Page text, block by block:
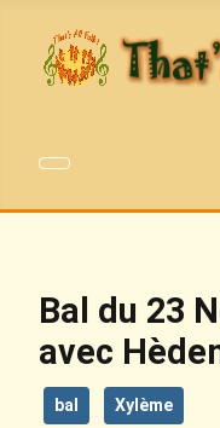
Bal du 23
avec
bal Xylème